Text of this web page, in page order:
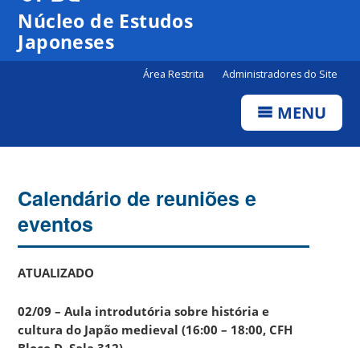
Núcleo de Estudos
Japoneses
Área Restrita Administradores do Site
MENU
Calendário de reuniões e
eventos
ATUALIZADO
02/09 – Aula introdutória sobre história e
cultura do Japão medieval (16:00 – 18:00, CFH